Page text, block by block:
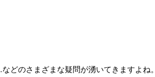
どのさまざまな疑問が湧いてきますよね。